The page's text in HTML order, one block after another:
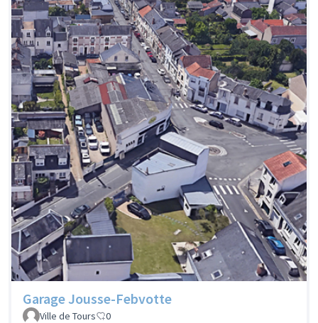
Garage Jousse-Febvotte
Ville de Tours 0